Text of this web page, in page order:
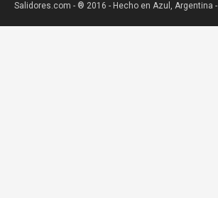
Salidores.com - ® 2016 - Hecho en Azul, Argentina -